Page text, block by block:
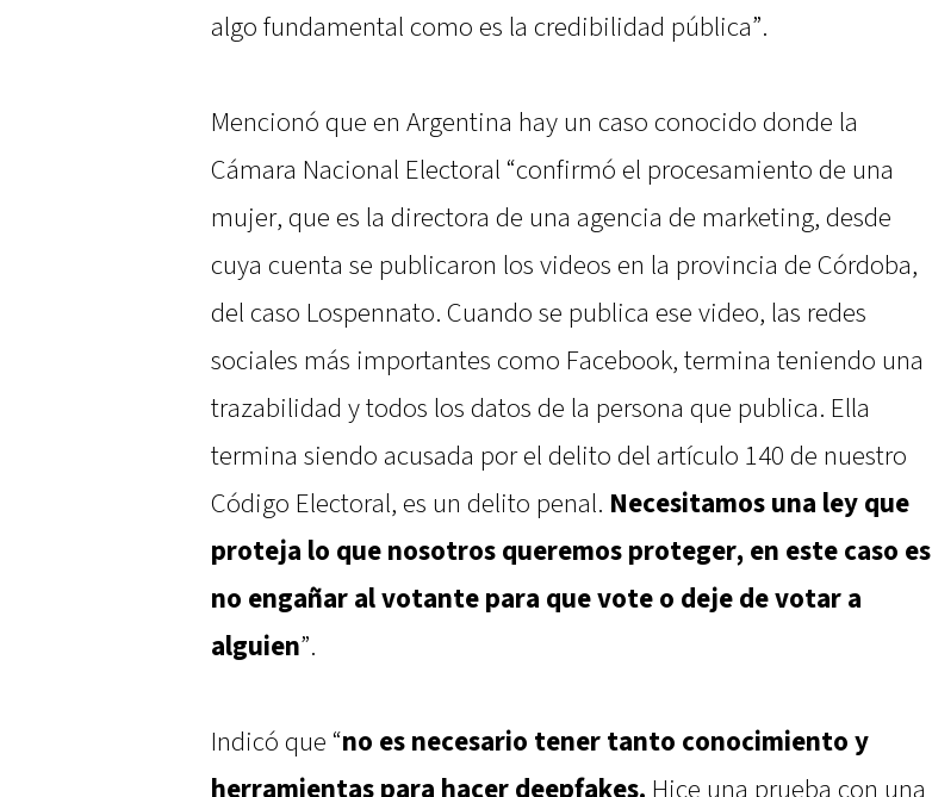
algo fundamental como es la credibilidad pública”.
Mencionó que en Argentina hay un caso conocido donde la
Cámara Nacional Electoral “confirmó el procesamiento de una
mujer, que es la directora de una agencia de marketing, desde
cuya cuenta se publicaron los videos en la provincia de Córdoba,
del caso Lospennato. Cuando se publica ese video, las redes
sociales más importantes como Facebook, termina teniendo una
trazabilidad y todos los datos de la persona que publica. Ella
termina siendo acusada por el delito del artículo 140 de nuestro
Código Electoral, es un delito penal. Necesitamos una ley que
proteja lo que nosotros queremos proteger, en este caso es
no engañar al votante para que vote o deje de votar a
alguien”.
Indicó que “no es necesario tener tanto conocimiento y